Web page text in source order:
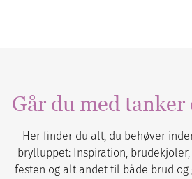
Går du med
Her finder du alt, du behøver
brylluppet: Inspiration,
festen og alt andet til både brud og